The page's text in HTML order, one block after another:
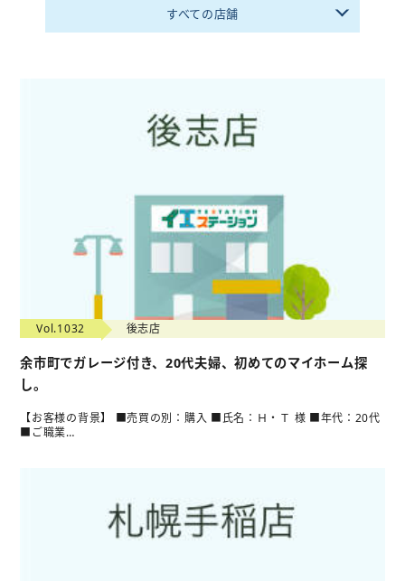
すべての店舗
Vol.1032 後志店
余市町でガレージ付き、20代夫婦、初めてのマイホーム探
し。
【お客様の背景】 ■売買の別：購入 ■氏名：Ｈ・Ｔ 様 ■年代：20代
■ご職業…